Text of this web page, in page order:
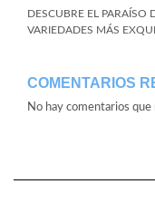
DESCUBRE EL PARAÍSO
VARIEDADES MÁS
COMENTARIOS
No hay comentarios que